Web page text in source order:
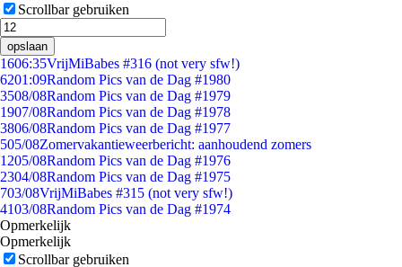
Scrollbar gebruiken
opslaan
1606:35VrijMiBabes #316 (not very sfw!)
6201:09Random Pics van de Dag #1980
3508/08Random Pics van de Dag #1979
1907/08Random Pics van de Dag #1978
3806/08Random Pics van de Dag #1977
505/08Zomervakantieweerbericht: aanhoudend zomers
1205/08Random Pics van de Dag #1976
2304/08Random Pics van de Dag #1975
703/08VrijMiBabes #315 (not very sfw!)
4103/08Random Pics van de Dag #1974
Opmerkelijk
Opmerkelijk
Scrollbar gebruiken